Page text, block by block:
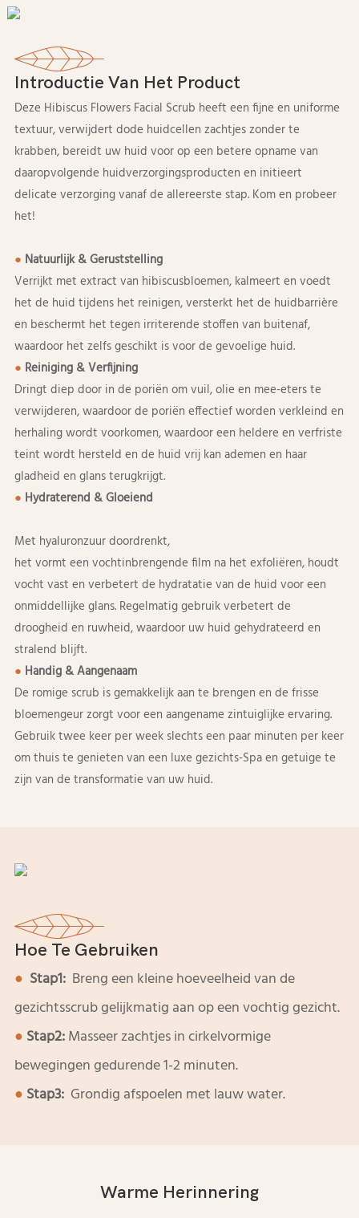
Introductie Van Het Product
Deze Hibiscus Flowers Facial Scrub heeft een fijne en uniforme
textuur, verwijdert dode huidcellen zachtjes zonder te
krabben, bereidt uw huid voor op een betere opname van
daaropvolgende huidverzorgingsproducten en initieert
delicate verzorging vanaf de allereerste stap. Kom en probeer
het!
● Natuurlijk & Geruststelling
Verrijkt met extract van hibiscusbloemen, kalmeert en voedt
het de huid tijdens het reinigen, versterkt het de huidbarrière
en beschermt het tegen irriterende stoffen van buitenaf,
waardoor het zelfs geschikt is voor de gevoelige huid.
● Reiniging & Verfijning
Dringt diep door in de poriën om vuil, olie en mee-eters te
verwijderen, waardoor de poriën effectief worden verkleind en
herhaling wordt voorkomen, waardoor een heldere en verfriste
teint wordt hersteld en de huid vrij kan ademen en haar
gladheid en glans terugkrijgt.
● Hydraterend & Gloeiend
het vormt een vochtinbrengende film na het exfoliëren, houdt
vocht vast en verbetert de hydratatie van de huid voor een
onmiddellijke glans. Regelmatig gebruik verbetert de
droogheid en ruwheid, waardoor uw huid gehydrateerd en
stralend blijft.
● Handig & Aangenaam
De romige scrub is gemakkelijk aan te brengen en de frisse
bloemengeur zorgt voor een aangename zintuiglijke ervaring.
Gebruik twee keer per week slechts een paar minuten per keer
om thuis te genieten van een luxe gezichts-Spa en getuige te
zijn van de transformatie van uw huid.
Hoe Te Gebruiken
● Stap1: Breng een kleine hoeveelheid van de
gezichtsscrub gelijkmatig aan op een vochtig gezicht.
● Stap2:Masseer zachtjes in cirkelvormige
bewegingen gedurende 1-2 minuten.
● Stap3: Grondig afspoelen met lauw water.
Warme Herinnering